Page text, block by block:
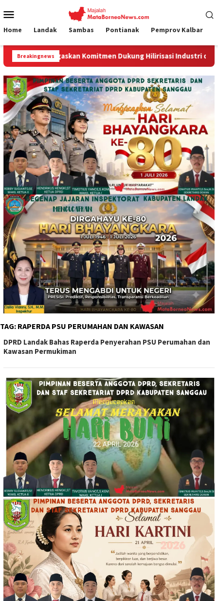
ke
Mobile
Home Landak Sambas Pontianak Pemprov Kalbar
Breakingnews
Komitmen Dukung Hilirisasi Industri dan Ekspor Alumina
TAG: RAPERDA PSU PERUMAHAN DAN KAWASAN
DPRD Landak Bahas Raperda Penyerahan PSU Perumahan dan
Kawasan Permukiman